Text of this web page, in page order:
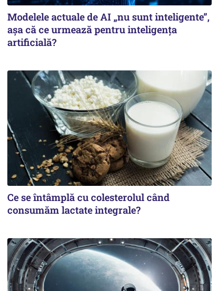
Modelele actuale de AI „nu sunt inteligente”,
așa că ce urmează pentru inteligența
artificială?
Ce se întâmplă cu colesterolul când
consumăm lactate integrale?